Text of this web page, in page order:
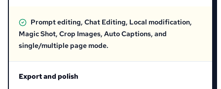
Prompt editing, Chat Editing, Local modification,
Magic Shot, Crop Images, Auto Captions, and
single/multiple page mode.
Export and polish